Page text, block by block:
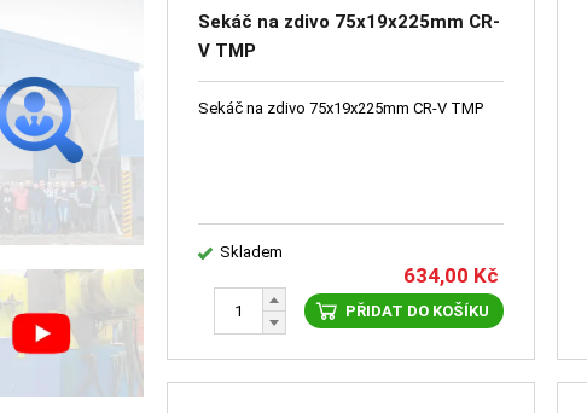
Sekáč na zdivo 75x19х225mm CR-
V TMP
Sekáč na zdivo 75x19х225mm CR-V TMP
Skladem
634,00 Kč
PŘIDAT DO KOŠÍKU